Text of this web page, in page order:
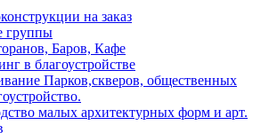
на заказ
группы
Баров, Кафе
в благоустройстве
Парков,скверов, общественных
малых архитектурных форм и арт.